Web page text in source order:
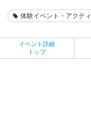
体験イベント・アクテ
イベント詳細
トップ